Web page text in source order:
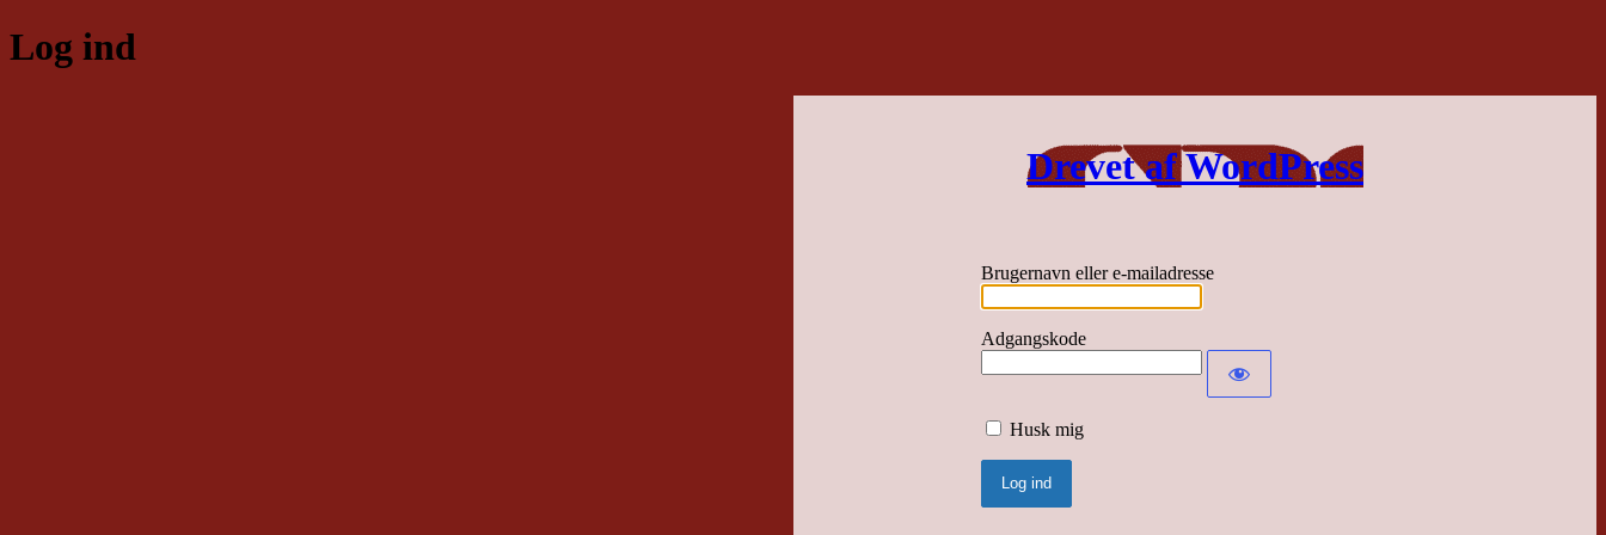
Log ind
Drevet af WordPress
Brugernavn eller e-mailadresse
Adgangskode
Husk mig